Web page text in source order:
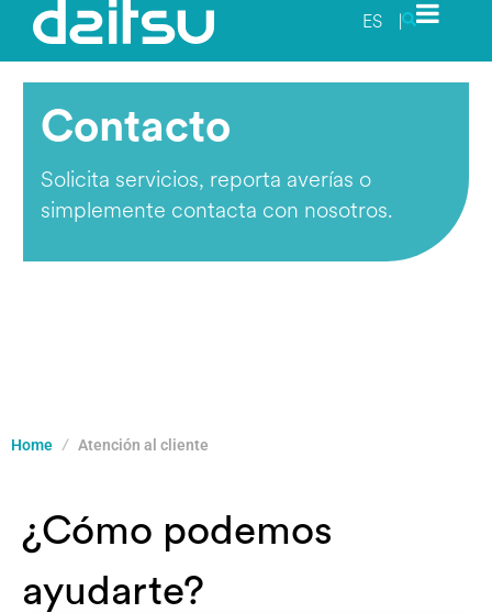
ES |
Contacto
Solicita servicios, reporta averías o
simplemente contacta con nosotros.
Home Atención al cliente
¿Cómo podemos
ayudarte?